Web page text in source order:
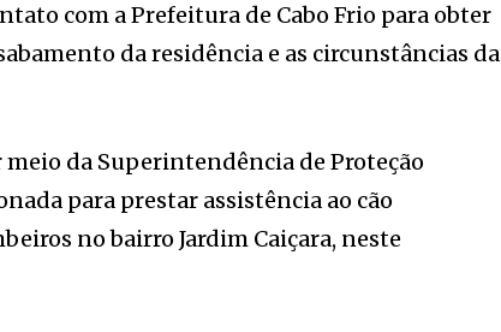
com a Prefeitura de Cabo Frio para obter
da residência e as circunstâncias da
meio da Superintendência de Proteção
para prestar assistência ao cão
no bairro Jardim Caiçara, neste